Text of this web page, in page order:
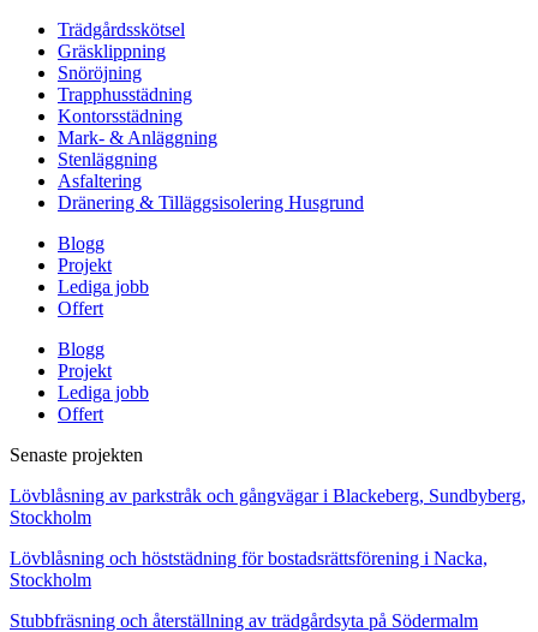
Trädgårdsskötsel
Gräsklippning
Snöröjning
Trapphusstädning
Kontorsstädning
Mark- & Anläggning
Stenläggning
Asfaltering
Dränering & Tilläggsisolering Husgrund
Blogg
Projekt
Lediga jobb
Offert
Blogg
Projekt
Lediga jobb
Offert
Senaste projekten
Lövblåsning av parkstråk och gångvägar i Blackeberg, Sundbyberg,
Stockholm
Lövblåsning och höststädning för bostadsrättsförening i Nacka,
Stockholm
Stubbfräsning och återställning av trädgårdsyta på Södermalm